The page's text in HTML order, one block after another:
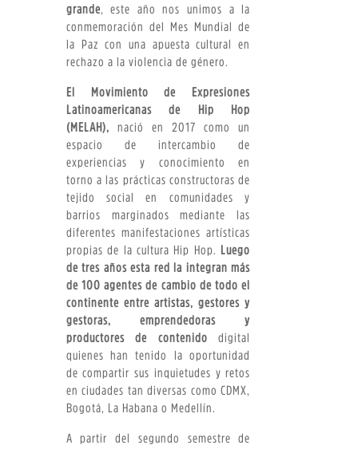
grande, este año nos unimos a la
conmemoración del Mes Mundial de
la Paz con una apuesta cultural en
rechazo a la violencia de género.
El Movimiento de Expresiones
Latinoamericanas de Hip Hop
(MELAH), nació en 2017 como un
espacio de intercambio de
experiencias y conocimiento en
torno a las prácticas constructoras de
tejido social en comunidades y
barrios marginados mediante las
diferentes manifestaciones artísticas
propias de la cultura Hip Hop. Luego
de tres años esta red la integran más
de 100 agentes de cambio de todo el
continente entre artistas, gestores y
gestoras, emprendedoras y
productores de contenido digital
quienes han tenido la oportunidad
de compartir sus inquietudes y retos
en ciudades tan diversas como CDMX,
Bogotá, La Habana o Medellín.
A partir del segundo semestre de